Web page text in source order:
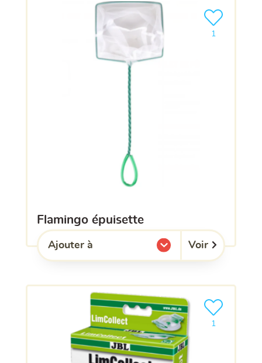
flamingo épuisette
1
Ajouter le
Ajouter à
l'une de mes listes. Voir
1
Ajouter le